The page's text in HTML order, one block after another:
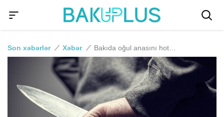
Son xəbərlər Xəbər